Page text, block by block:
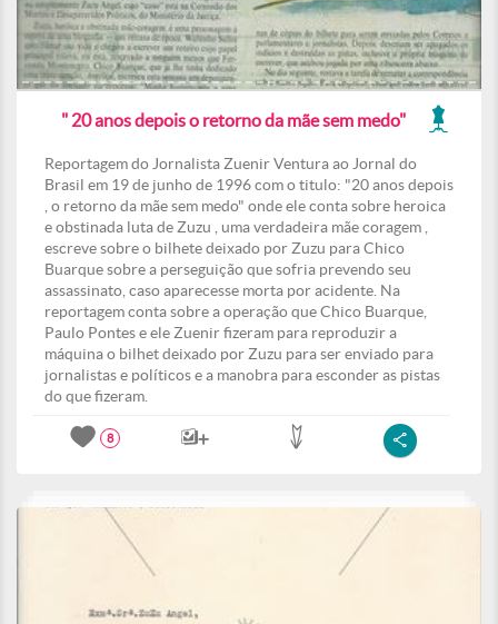
" 20 anos depois o retorno da mãe sem medo"
Reportagem do Jornalista Zuenir Ventura ao Jornal do
Brasil em 19 de junho de 1996 com o titulo: "20 anos depois
, o retorno da mãe sem medo" onde ele conta sobre heroica
e obstinada luta de Zuzu , uma verdadeira mãe coragem ,
escreve sobre o bilhete deixado por Zuzu para Chico
Buarque sobre a perseguição que sofria prevendo seu
assassinato, caso aparecesse morta por acidente. Na
reportagem conta sobre a operação que Chico Buarque,
Paulo Pontes e ele Zuenir fizeram para reproduzir a
máquina o bilhet deixado por Zuzu para ser enviado para
jornalistas e políticos e a manobra para esconder as pistas
do que fizeram.
8